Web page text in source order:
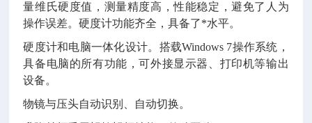
量维氏硬度值，测量精度高，性能稳定，避免了人为
操作误差。硬度计功能齐全，具备了*水平。
硬度计和电脑一体化设计。搭载Windows 7操作系统，
具备电脑的所有功能，可外接显示器、打印机等输出
设备。
物镜与压头自动识别、自动切换。